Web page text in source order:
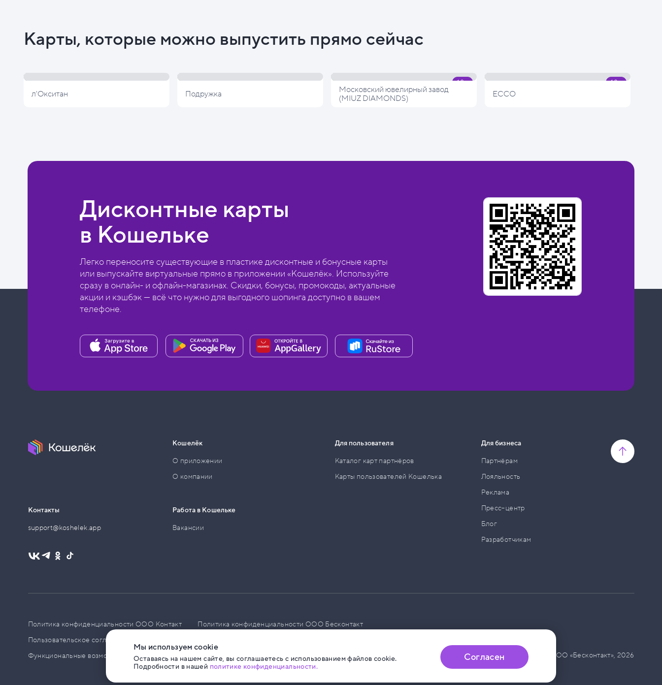
Карты, которые можно выпустить прямо сейчас
л'Окситан Подружка
Московский ювелирный завод
(MIUZ DIAMONDS)
ECCO
Дисконтные карты
в Кошельке
Легко переносите существующие в пластике дисконтные и бонусные карты
или выпускайте виртуальные прямо в приложении «Кошелёк». Используйте
сразу в онлайн- и офлайн-магазинах. Скидки, бонусы, промокоды, актуальные
акции и кэшбэк — всё что нужно для выгодного шопинга доступно в вашем
телефоне.
Контакты
support@koshelek.app
Кошелёк
О приложении
О компании
Работа в Кошельке
Вакансии
Для пользователя
Каталог карт партнёров
Карты пользователей Кошелька
Для бизнеса
Партнёрам
Лояльность
Реклама
Пресс–центр
Блог
Разработчикам
Политика конфиденциальности ООО Контакт
Политика конфиденциальности ООО Бесконтакт
Пользовательское соглашение
Функциональные возможности ПО
© ООО «Бесконтакт», 2026
Мы используем cookie
Оставаясь на нашем сайте, вы соглашаетесь с использованием файлов cookie.
Подробности в нашей политике конфиденциальности.
Согласен